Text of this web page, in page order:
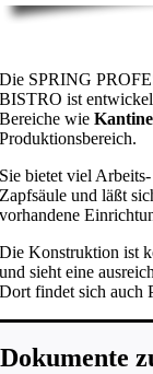
Die SPRING
BISTRO ist
Bereiche wie
Produktionsbereich.
Sie bietet viel
Zapfsäule und läßt
vorhandene
Die Konstruktion ist
und sieht eine
Dort findet sich auch
Dokumente